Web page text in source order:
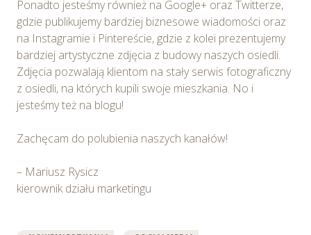
cookie.
Wybierając opcję „Zgadzam się” wyrażasz zgodę na
wykorzystywanie w Serwisie wszystkich plików
cookie przez Spravia Sp. z o.o. oraz jej Partnerów we
wskazanych powyżej celach.
ustawień dotyczących plików cookie w każdej chwili za
dostępnego z poziomu
cookie.
Ponadto jesteśmy również na Google+ oraz Twitterze,
gdzie publikujemy bardziej biznesowe wiadomości oraz
na Instagramie i Pintereście, gdzie z kolei prezentujemy
bardziej artystyczne zdjęcia z budowy naszych osiedli.
Zdjęcia pozwalają klientom na stały serwis fotograficzny
z osiedli, na których kupili swoje mieszkania. No i
jesteśmy też na blogu!
Zachęcam do polubienia naszych kanałów!
– Mariusz Rysicz
kierownik działu marketingu